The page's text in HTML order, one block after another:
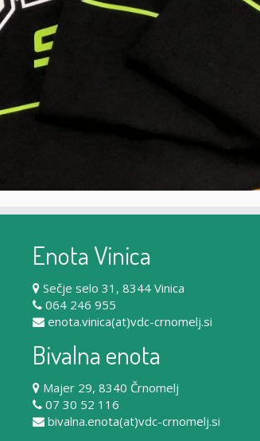
Enota Vinica
Sečje selo 31, 8344 Vinica
064 246 955
enota.vinica(at)vdc-crnomelj.si
Bivalna enota
Majer 29, 8340 Črnomelj
07 30 52 116
bivalna.enota(at)vdc-crnomelj.si